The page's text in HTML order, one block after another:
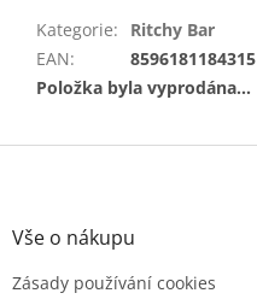
Kategorie:
Ritchy Bar
EAN:
8596181184315
Položka byla vyprodána…
Z
Vše o nákupu
Zásady používání cookies